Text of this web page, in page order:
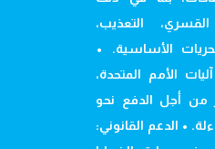
القسري، التعذيب،
الأساسية. •
الأمم المتحدة،
من أجل الدفع نحو
• الدعم القانوني: